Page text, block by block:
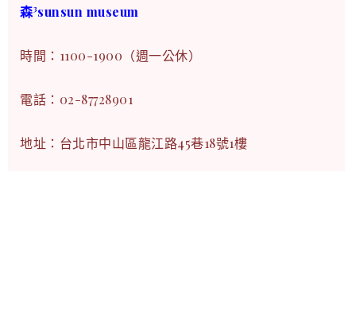
森³sunsun museum
時間：1100-1900（週一公休）
電話： 02-87728901
地址：台北市中山區龍江路45巷18號1樓